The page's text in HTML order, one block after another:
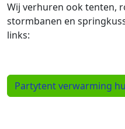
Wij verhuren ook tenten,
stormbanen en
links:
Partytent verwarming